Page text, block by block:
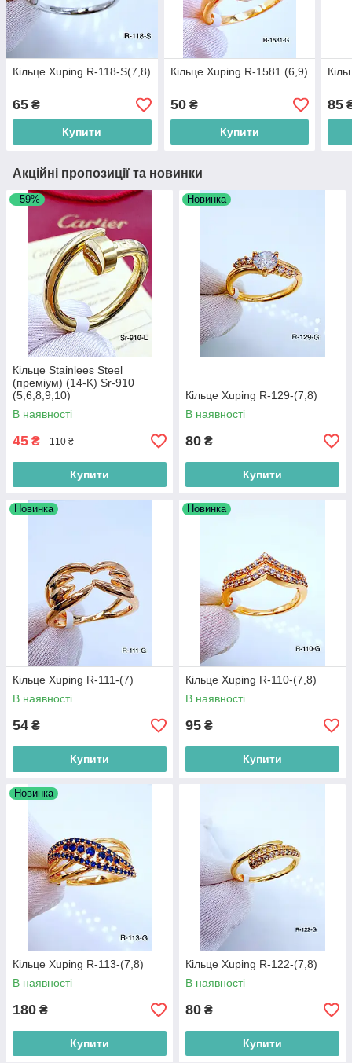
Кільце Xuping R-118-S(7,8)
65 ₴
Купити
Кільце Xuping R-1581 (6,9)
50₴
Купити
85
Акційні пропозиції та новинки
–59%
Кільце Stainlees Steel
(преміум) (14-K) Sr-910
(5,6,8,9,10)
В наявності
45 ₴ 110 ₴
Купити
Новинка
Кільце Xuping R-129-(7,8)
В наявності
80 ₴
Купити
Новинка
Кільце Xuping R-111-(7)
В наявності
54 ₴
Купити
Новинка
Кільце Xuping R-110-(7,8)
В наявності
95 ₴
Купити
Новинка
Кільце Xuping R-113-(7,8)
В наявності
180 ₴
Купити
Кільце Xuping R-122-(7,8)
В наявності
80 ₴
Купити